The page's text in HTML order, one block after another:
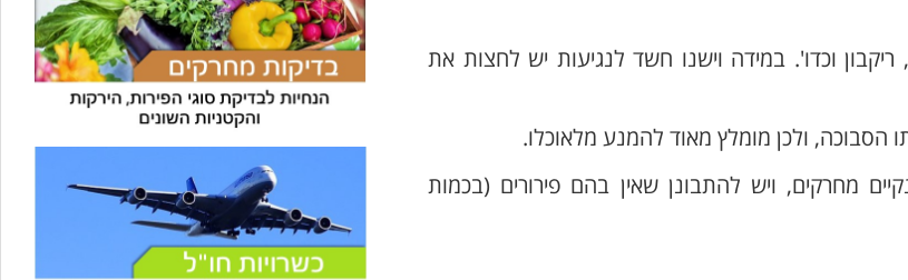
וכדו'. במידה וישנו חשד לנגיעות יש לחצות את
הסבוכה, ולכן מומלץ מאוד להמנע מלאוכלו.
מחרקים, ויש להתבונן שאין בהם פירורים (בכמות